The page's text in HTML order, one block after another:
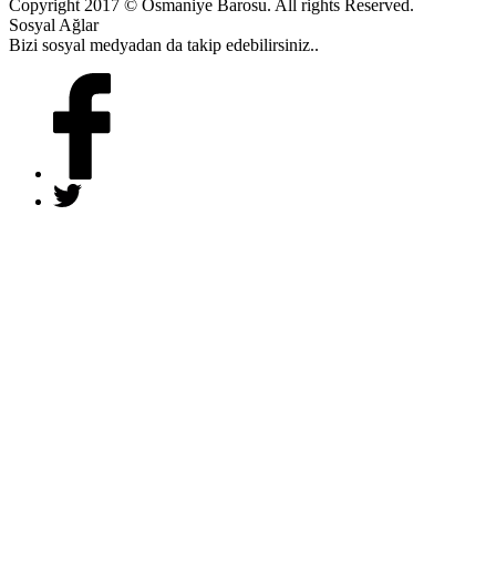
Copyright 2017 © Osmaniye Barosu. All rights Reserved.
Sosyal Ağlar
Bizi sosyal medyadan da takip edebilirsiniz..